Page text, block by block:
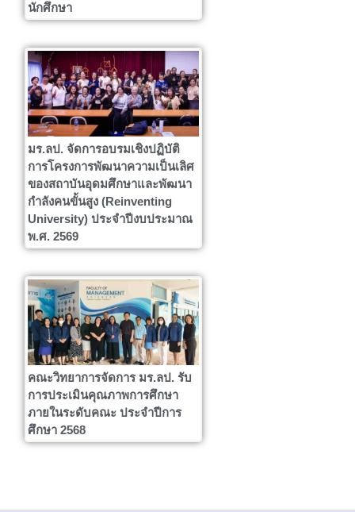
นักศึกษา
มร.ลป. จัดการอบรมเชิงปฏิบัติ
การโครงการพัฒนาความเป็นเลิศ
ของสถาบันอุดมศึกษาและพัฒนา
กำลังคนขั้นสูง (Reinventing
University) ประจำปีงบประมาณ
พ.ศ. 2569
คณะวิทยาการจัดการ มร.ลป. รับ
การประเมินคุณภาพการศึกษา
ภายในระดับคณะ ประจำปีการ
ศึกษา 2568